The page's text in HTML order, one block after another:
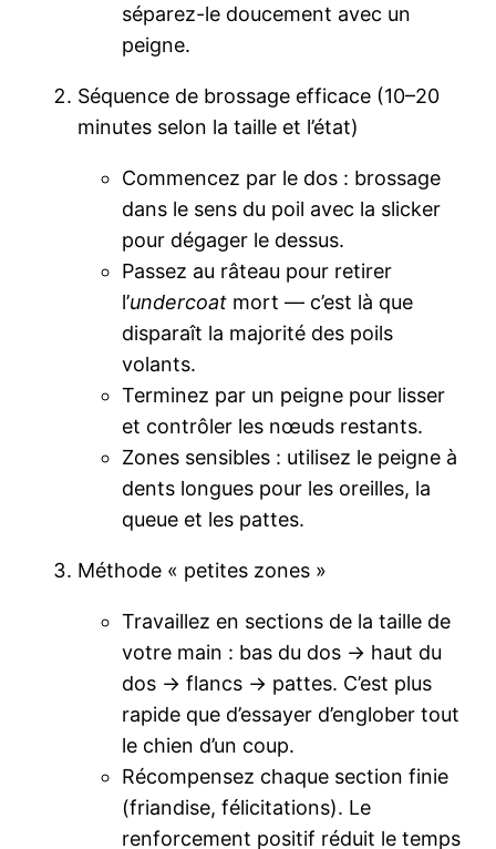
séparez-le doucement avec un
peigne.
Séquence de brossage efficace (10–20
minutes selon la taille et l’état)
Commencez par le dos : brossage
dans le sens du poil avec la slicker
pour dégager le dessus.
Passez au râteau pour retirer
l’undercoat mort — c’est là que
disparaît la majorité des poils
volants.
Terminez par un peigne pour lisser
et contrôler les nœuds restants.
Zones sensibles : utilisez le peigne à
dents longues pour les oreilles, la
queue et les pattes.
Méthode « petites zones »
Travaillez en sections de la taille de
votre main : bas du dos → haut du
dos → flancs → pattes. C’est plus
rapide que d’essayer d’englober tout
le chien d’un coup.
Récompensez chaque section finie
(friandise, félicitations). Le
renforcement positif réduit le temps